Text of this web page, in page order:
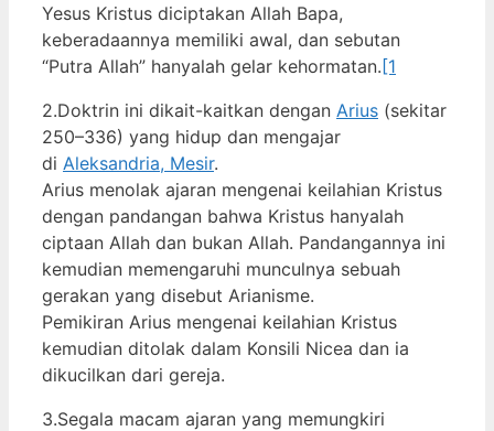
Yesus Kristus diciptakan Allah Bapa,
keberadaannya memiliki awal, dan sebutan
“Putra Allah” hanyalah gelar kehormatan.[1
2.Doktrin ini dikait-kaitkan dengan Arius (sekitar
250–336) yang hidup dan mengajar
di Aleksandria, Mesir.
Arius menolak ajaran mengenai keilahian Kristus
dengan pandangan bahwa Kristus hanyalah
ciptaan Allah dan bukan Allah. Pandangannya ini
kemudian memengaruhi munculnya sebuah
gerakan yang disebut Arianisme.
Pemikiran Arius mengenai keilahian Kristus
kemudian ditolak dalam Konsili Nicea dan ia
dikucilkan dari gereja.
3.Segala macam ajaran yang memungkiri